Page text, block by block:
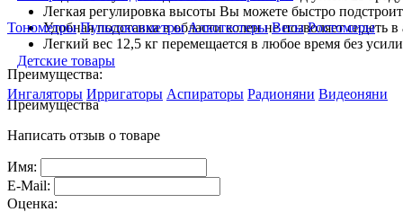
Тонометры Пульсоксиметры Алкотестеры Весы Ростомеры
Детские товары
Ингаляторы Ирригаторы Аспираторы Радионяни Видеоняни
Легкая регулировка высоты Вы можете быстро
Удобная подставка в области колен не позволяет
Легкий вес 12,5 кг перемещается в любое время без
Преимущества:
Преимущества
Написать отзыв о товаре
Имя:
E-Mail:
Оценка: